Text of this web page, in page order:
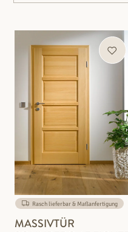
Rasch lieferbar & Maßanfertigung
MASSIVTÜR